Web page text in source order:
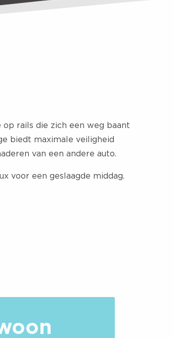
rails die zich een weg baant
biedt maximale veiligheid
van een andere auto.
voor een geslaagde middag.